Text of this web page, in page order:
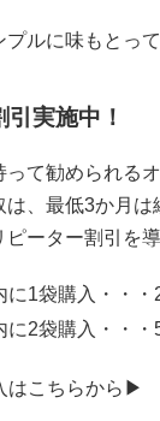
プルに味もとっ
引実施中！
て勧められる
は、最低3か月
ーター割引を
に1袋購入・・・
に2袋購入・・・
はこちらから▶